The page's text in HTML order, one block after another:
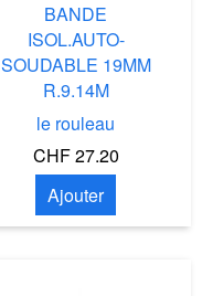
BANDE
ISOL.AUTO-
SOUDABLE 19MM
R.9.14M
le rouleau
CHF 27.20
Ajouter